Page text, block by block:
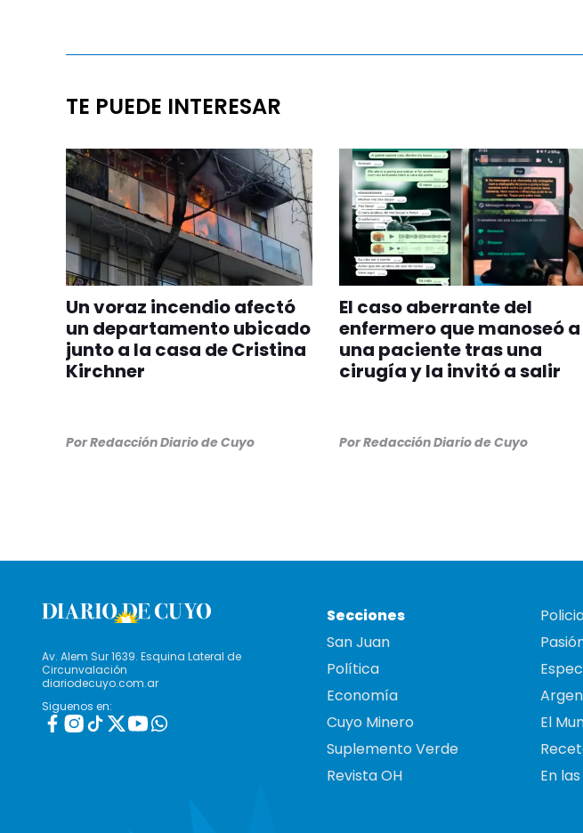
TE PUEDE INTERESAR
Un voraz incendio afectó
un departamento ubicado
junto a la casa de Cristina
Kirchner
PorRedacción Diario de Cuyo
El caso aberrante del
enfermero que manoseó a
una paciente tras una
cirugía y la invitó a salir
PorRedacción Diario de Cuyo
Av. Alem Sur 1639. Esquina Lateral de
Circunvalación
diariodecuyo.com.ar
Siguenos en:
Secciones
San Juan
Política
Economía
Cuyo Minero
Suplemento Verde
Revista OH
El
En